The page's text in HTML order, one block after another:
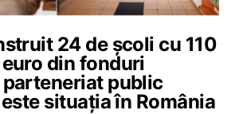
24 de școli cu 110
din fonduri
parteneriat public
situația în România